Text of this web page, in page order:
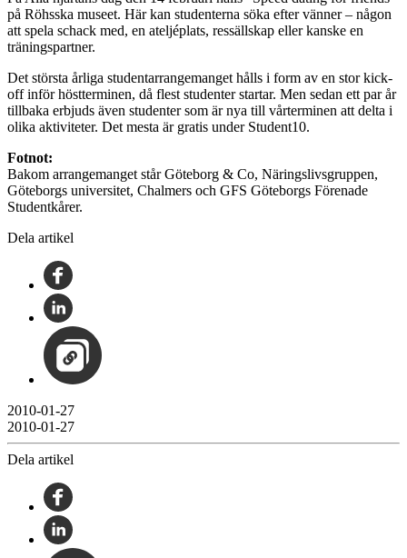
på Röhsska museet. Här kan studenterna söka efter vänner – någon
att spela schack med, en ateljéplats, ressällskap eller kanske en
träningspartner.
Det största årliga studentarrangemanget hålls i form av en stor kick-
off inför höstterminen, då flest studenter startar. Men sedan ett par år
tillbaka erbjuds även studenter som är nya till vårterminen att delta i
olika aktiviteter. Det mesta är gratis under Student10.
Fotnot:
Bakom arrangemanget står Göteborg & Co, Näringslivsgruppen,
Göteborgs universitet, Chalmers och GFS Göteborgs Förenade
Studentkårer.
Dela artikel
2010-01-27
2010-01-27
Dela artikel